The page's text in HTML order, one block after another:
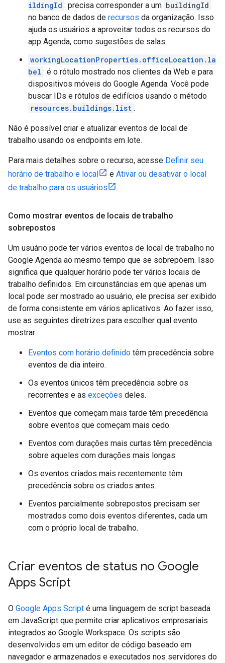
ildingId : precisa corresponder a um buildingId
no banco de dados de recursos da organização. Isso
ajuda os usuários a aproveitar todos os recursos do
app Agenda, como sugestões de salas.
workingLocationProperties.officeLocation.la
bel : é o rótulo mostrado nos clientes da Web e para
dispositivos móveis do Google Agenda. Você pode
buscar IDs e rótulos de edifícios usando o método
resources.buildings.list .
Não é possível criar e atualizar eventos de local de
trabalho usando os endpoints em lote.
Para mais detalhes sobre o recurso, acesse Definir seu
horário de trabalho e local
e Ativar ou desativar o local
de trabalho para os usuários
.
Como mostrar eventos de locais de trabalho
sobrepostos
Um usuário pode ter vários eventos de local de trabalho no
Google Agenda ao mesmo tempo que se sobrepõem. Isso
significa que qualquer horário pode ter vários locais de
trabalho definidos. Em circunstâncias em que apenas um
local pode ser mostrado ao usuário, ele precisa ser exibido
de forma consistente em vários aplicativos. Ao fazer isso,
use as seguintes diretrizes para escolher qual evento
mostrar:
Eventos com horário definido têm precedência sobre
eventos de dia inteiro.
Os eventos únicos têm precedência sobre os
recorrentes e as exceções deles.
Eventos que começam mais tarde têm precedência
sobre eventos que começam mais cedo.
Eventos com durações mais curtas têm precedência
sobre aqueles com durações mais longas.
Os eventos criados mais recentemente têm
precedência sobre os criados antes.
Eventos parcialmente sobrepostos precisam ser
mostrados como dois eventos diferentes, cada um
com o próprio local de trabalho.
Criar eventos de status no Google
Apps Script
O Google Apps Script é uma linguagem de script baseada
em JavaScript que permite criar aplicativos empresariais
integrados ao Google Workspace. Os scripts são
desenvolvidos em um editor de código baseado em
navegador e armazenados e executados nos servidores do